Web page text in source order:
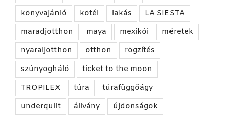
könyvajánló
kötél lakás
LA SIESTA
maradjotthon
maya mexikói
méretek
nyaraljotthon
otthon
rögzítés
szúnyogháló
ticket to the moon
TROPILEX
túra
túrafüggőágy
underquilt
állvány újdonságok